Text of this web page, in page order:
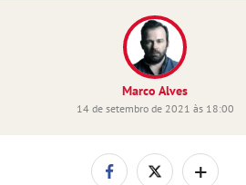
Marco Alves
14 de setembro de 2021 às 18:00
+